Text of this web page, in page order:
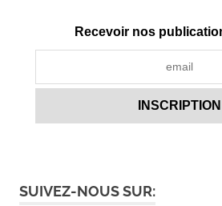
Recevoir nos
SUIVEZ-NOUS SUR: